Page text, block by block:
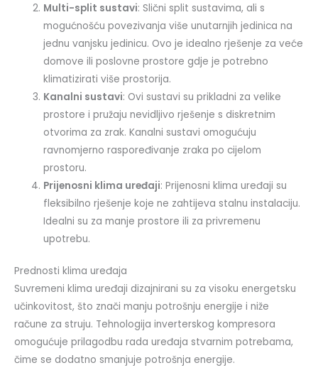
Multi-split sustavi: Slični split sustavima, ali s
mogućnošću povezivanja više unutarnjih jedinica na
jednu vanjsku jedinicu. Ovo je idealno rješenje za veće
domove ili poslovne prostore gdje je potrebno
klimatizirati više prostorija.
Kanalni sustavi: Ovi sustavi su prikladni za velike
prostore i pružaju nevidljivo rješenje s diskretnim
otvorima za zrak. Kanalni sustavi omogućuju
ravnomjerno raspoređivanje zraka po cijelom
prostoru.
Prijenosni klima uređaji: Prijenosni klima uređaji su
fleksibilno rješenje koje ne zahtijeva stalnu instalaciju.
Idealni su za manje prostore ili za privremenu
upotrebu.
Prednosti klima uređaja
Suvremeni klima uređaji dizajnirani su za visoku energetsku
učinkovitost, što znači manju potrošnju energije i niže
račune za struju. Tehnologija inverterskog kompresora
omogućuje prilagodbu rada uređaja stvarnim potrebama,
čime se dodatno smanjuje potrošnja energije.